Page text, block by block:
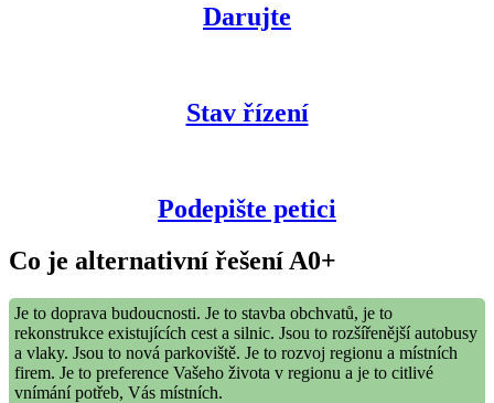
Darujte
Stav řízení
Podepište petici
Co je alternativní řešení A0+
Je to doprava budoucnosti. Je to stavba obchvatů, je to
rekonstrukce existujících cest a silnic. Jsou to rozšířenější autobusy
a vlaky. Jsou to nová parkoviště. Je to rozvoj regionu a místních
firem. Je to preference Vašeho života v regionu a je to citlivé
vnímání potřeb, Vás místních.